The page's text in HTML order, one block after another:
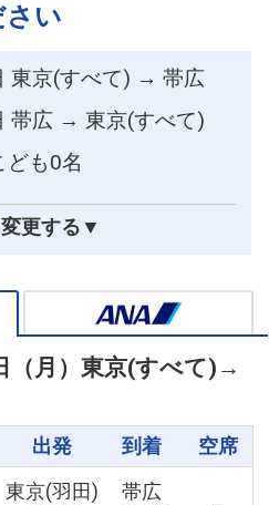
い
東京(すべて) → 帯広
帯広 → 東京(すべて)
ども0名
更する▼
月） 東京(すべて) →
出発 到着 空席
東京(羽田)
帯広